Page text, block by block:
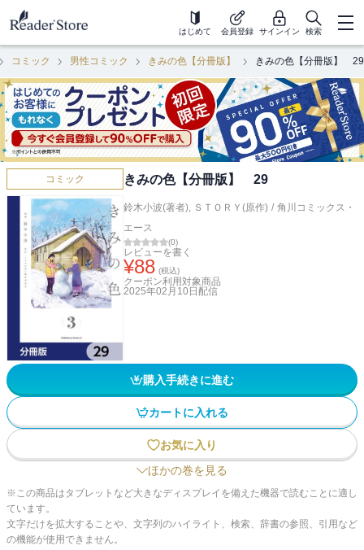
はじめて 会員登録 サインイン 検索
コミック 男性コミック きみの色【分冊版】 きみの色【分冊版】 29
コミック きみの色【分冊版】 29
鈴木小波(著者), ＳＴＯＲＹ(原作) / 角川コミックス・
エース
(0)
レビューを書く
¥88 (税込)
クーポン利用対象商品
2025年02月10日 配信
購入手続きに進む
カートに入れる
お気に入り
ほかの巻を見る
※この商品はタブレットなど大きなディスプレイを備えた機器で読むことに適し
ています。
文字だけを拡大することや、文字列のハイライト、検索、辞書の参照、引用など
の機能が使用できません。